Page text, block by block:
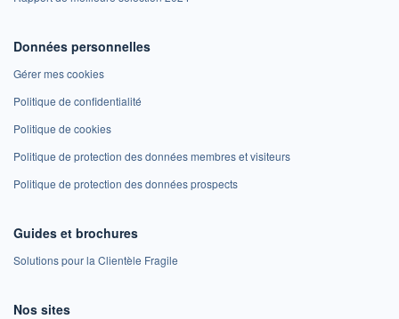
Données personnelles
Gérer mes cookies
Politique de confidentialité
Politique de cookies
Politique de protection des données membres et visiteurs
Politique de protection des données prospects
Guides et brochures
Solutions pour la Clientèle Fragile
Nos sites